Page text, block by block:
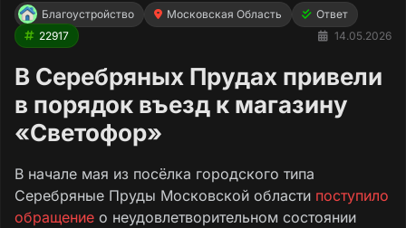
Благоустройство Московская Область
Ответ
22917
14.05.2026
В Серебряных Прудах привели
в порядок въезд к магазину
«Светофор»
В начале мая из посёлка городского типа
Серебряные Пруды Московской области поступило
обращение о неудовлетворительном состоянии